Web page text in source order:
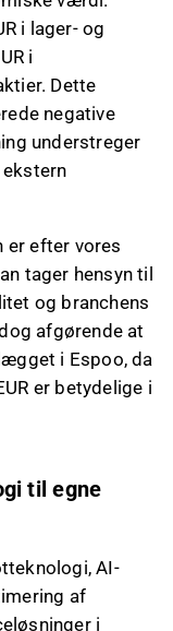
i lager- og
i
Dette
negative
understreger
er efter vores
tager hensyn til
og branchens
afgørende at
i Espoo, da
er betydelige i
til egne
AI-
af
i